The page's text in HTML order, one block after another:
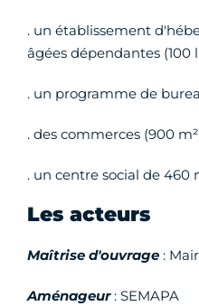
. un établissement
âgées dépendantes (100
. un programme de
. des commerces (900
. un centre social de 460
Les acteurs
Maîtrise d'ouvrage :
Aménageur: SEMAPA